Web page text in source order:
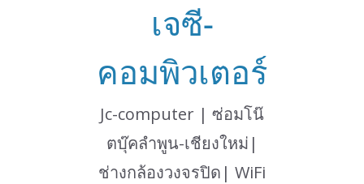
เจซี-
คอมพิวเตอร์
Jc-computer | ซ่อมโน๊
ตบุ๊คลำพูน-เชียงใหม่|
ช่างกล้องวงจรปิด| WiFi